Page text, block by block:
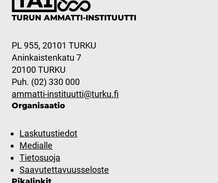
TURUN AMMATTI-INSTITUUTTI
PL 955, 20101 TURKU
Aninkaistenkatu 7
20100 TURKU
Puh. (02) 330 000
ammatti-instituutti@turku.fi
Organisaatio
Laskutustiedot
Medialle
Tietosuoja
Saavutettavuusseloste